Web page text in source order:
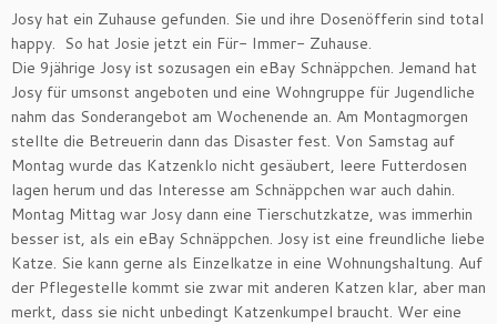
Josy hat ein Zuhause gefunden. Sie und ihre Dosenöfferin sind total
happy. So hat Josie jetzt ein Für- Immer- Zuhause.
Die 9jährige Josy ist sozusagen ein eBay Schnäppchen. Jemand hat
Josy für umsonst angeboten und eine Wohngruppe für Jugendliche
nahm das Sonderangebot am Wochenende an. Am Montagmorgen
stellte die Betreuerin dann das Disaster fest. Von Samstag auf
Montag wurde das Katzenklo nicht gesäubert, leere Futterdosen
lagen herum und das Interesse am Schnäppchen war auch dahin.
Montag Mittag war Josy dann eine Tierschutzkatze, was immerhin
besser ist, als ein eBay Schnäppchen. Josy ist eine freundliche liebe
Katze. Sie kann gerne als Einzelkatze in eine Wohnungshaltung. Auf
der Pflegestelle kommt sie zwar mit anderen Katzen klar, aber man
merkt, dass sie nicht unbedingt Katzenkumpel braucht. Wer eine